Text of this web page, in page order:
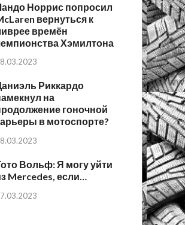
Норрис попросил
вернуться к
времён
Хэмилтона
Риккардо
на
гоночной
в мотоспорте?
Вольф: Я могу уйти
Mercedes, если…